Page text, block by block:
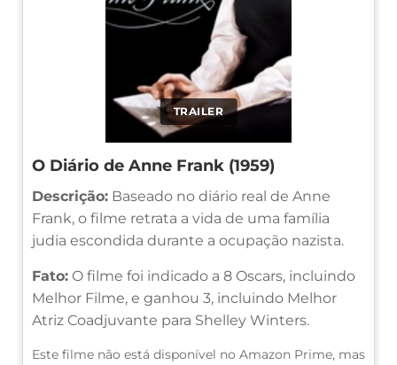
TRAILER
O Diário de Anne Frank (1959)
Descrição: Baseado no diário real de Anne
Frank, o filme retrata a vida de uma família
judia escondida durante a ocupação nazista.
Fato: O filme foi indicado a 8 Oscars, incluindo
Melhor Filme, e ganhou 3, incluindo Melhor
Atriz Coadjuvante para Shelley Winters.
Este filme não está disponível no Amazon Prime, mas